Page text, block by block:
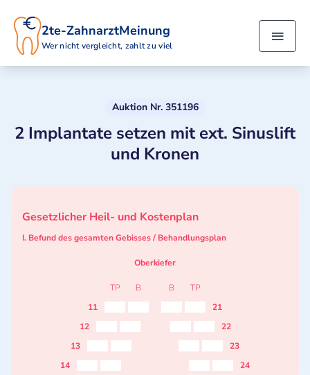
2te-ZahnarztMeinung
Wer nicht vergleicht, zahlt zu viel
Auktion Nr. 351196
2 Implantate setzen mit ext. Sinuslift
und Kronen
Gesetzlicher Heil- und Kostenplan
I. Befund des gesamten Gebisses / Behandlungsplan
Oberkiefer
TP B B
TP
11
21
12
22
13
23
14
24